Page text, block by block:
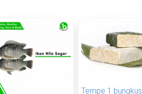
Tempe 1 bungkus